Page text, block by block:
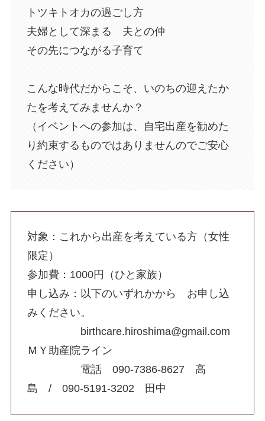
トツキトオカの過ごし方
夫婦として深まる 夫との仲
その先につながる子育て
こんな時代だからこそ、いのちの迎えたか
たを考えてみませんか？
（イベントへの参加は、自宅出産を勧めた
り約束するものではありませんのでご安心
ください）
対象：これから出産を考えている方（女性
限定）
参加費：1000円（ひと家族）
申し込み：以下のいずれかから お申し込
みください。
birthcare.hiroshima@gmail.com
ＭＹ助産院ライン
電話 090-7386-8627 高
島 / 090-5191-3202 田中